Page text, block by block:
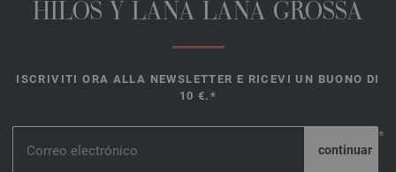
HILOS Y LANA LANA GROSSA
ISCRIVITI ORA ALLA NEWSLETTER E RICEVI UN BUONO DI
10 €.*
*